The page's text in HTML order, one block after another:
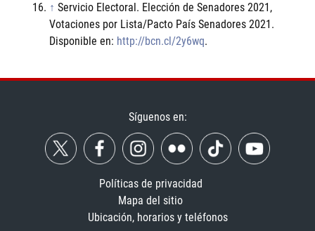
↑ Servicio Electoral. Elección de Senadores 2021,
Votaciones por Lista/Pacto País Senadores 2021.
Disponible en: http://bcn.cl/2y6wq.
Síguenos en:
Políticas de privacidad
Mapa del sitio
Ubicación, horarios y teléfonos